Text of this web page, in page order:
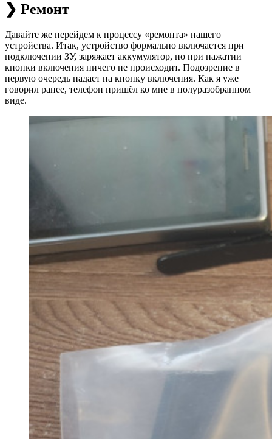
❯ Ремонт
Давайте же перейдем к процессу «ремонта»‬ нашего
устройства. Итак, устройство формально включается при
подключении ЗУ, заряжает аккумулятор, но при нажатии
кнопки включения ничего не происходит. Подозрение в
первую очередь падает на кнопку включения. Как я уже
говорил ранее, телефон пришёл ко мне в полуразобранном
виде.